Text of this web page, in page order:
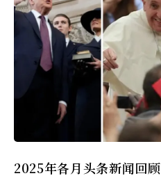
2025年各月头条新闻回顾